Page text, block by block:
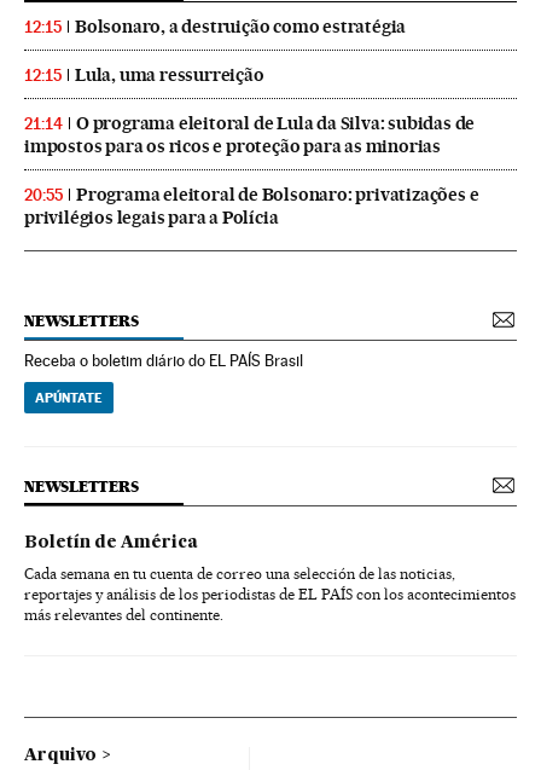
12:15 Bolsonaro, a destruição como estratégia
12:15 Lula, uma ressurreição
21:14
O programa eleitoral de Lula da Silva: subidas de
impostos para os ricos e proteção para as minorias
20:55
Programa eleitoral de Bolsonaro: privatizações e
privilégios legais para a Polícia
NEWSLETTERS
Receba o boletim diário do EL PAÍS Brasil
APÚNTATE
NEWSLETTERS
Boletín de América
Cada semana en tu cuenta de correo una selección de las noticias,
reportajes y análisis de los periodistas de EL PAÍS con los acontecimientos
más relevantes del continente.
Arquivo